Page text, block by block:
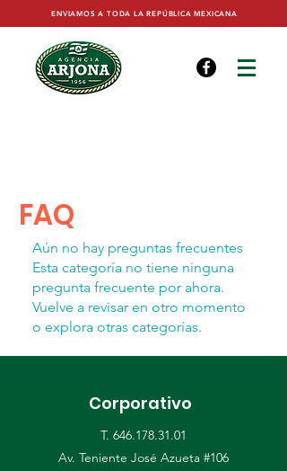
ENVIAMOS A TODA LA REPÚBLICA MEXICANA
FAQ
Aún no hay preguntas frecuentes
Esta categoría no tiene ninguna
pregunta frecuente por ahora.
Vuelve a revisar en otro momento
o explora otras categorías.
Corporativo
T. 646.178.31.01
Av. Teniente José Azueta #106